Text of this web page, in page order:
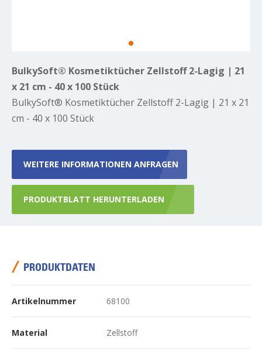
BulkySoft® Kosmetiktücher Zellstoff 2-Lagig | 21
x 21 cm - 40 x 100 Stück
BulkySoft® Kosmetiktücher Zellstoff 2-Lagig | 21 x 21
cm - 40 x 100 Stück
WEITERE INFORMATIONEN ANFRAGEN
PRODUKTBLATT HERUNTERLADEN
PRODUKTDATEN
Artikelnummer 68100
Material Zellstoff